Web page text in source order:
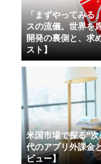
「まずやってみる
スの流儀。世界を
開発の裏側と、求
スト】
米国市場で探る“
代のアプリ外課金
ビュー】